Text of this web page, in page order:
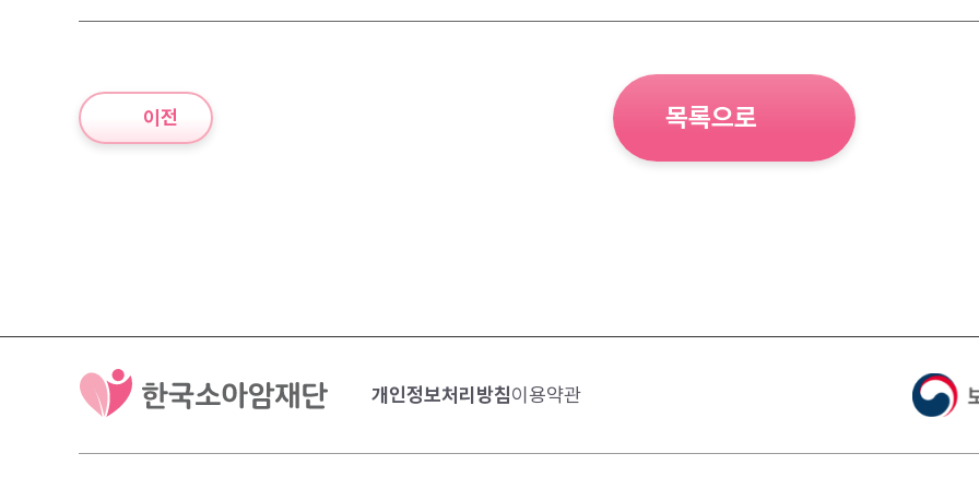
이전 목록으로
개인정보처리방침이용약관